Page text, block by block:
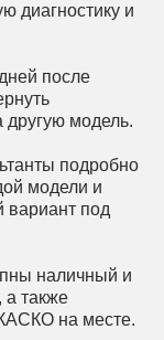
диагностику и
после
другую модель.
подробно
модели и
вариант под
наличный и
а также
на месте.